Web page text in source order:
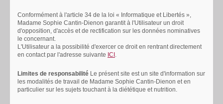
Conformément à l'article 34 de la loi « Informatique et Libertés »,
Madame Sophie Cantin-Dienon garantit à l'Utilisateur un droit
d'opposition, d'accès et de rectification sur les données nominatives
le concernant.
L'Utilisateur a la possibilité d'exercer ce droit en rentrant directement
en contact par l'adresse suivante ICI.
Limites de responsabilité Le présent site est un site d'information sur
les modalités de travail de Madame Sophie Cantin-Dienon et en
particulier sur les sujets touchant à la diététique et nutrition.